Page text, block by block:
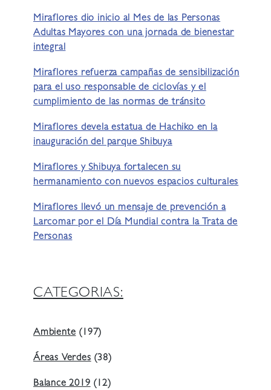
Miraflores dio inicio al Mes de las Personas
Adultas Mayores con una jornada de bienestar
integral
Miraflores refuerza campañas de sensibilización
para el uso responsable de ciclovías y el
cumplimiento de las normas de tránsito
Miraflores devela estatua de Hachiko en la
inauguración del parque Shibuya
Miraflores y Shibuya fortalecen su
hermanamiento con nuevos espacios culturales
Miraflores llevó un mensaje de prevención a
Larcomar por el Día Mundial contra la Trata de
Personas
CATEGORIAS:
Ambiente(197)
Áreas Verdes(38)
Balance 2019(12)